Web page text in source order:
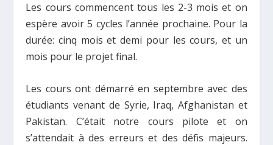
Les cours commencent tous les 2-3 mois et on
espère avoir 5 cycles l’année prochaine. Pour la
durée: cinq mois et demi pour les cours, et un
mois pour le projet final.
Les cours ont démarré en septembre avec des
étudiants venant de Syrie, Iraq, Afghanistan et
Pakistan. C’était notre cours pilote et on
s’attendait à des erreurs et des défis majeurs.